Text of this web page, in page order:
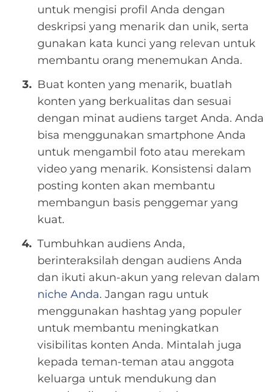
untuk mengisi profil Anda dengan
deskripsi yang menarik dan unik, serta
gunakan kata kunci yang relevan untuk
membantu orang menemukan Anda.
Buat konten yang menarik, buatlah
konten yang berkualitas dan sesuai
dengan minat audiens target Anda. Anda
bisa menggunakan smartphone Anda
untuk mengambil foto atau merekam
video yang menarik. Konsistensi dalam
posting konten akan membantu
membangun basis penggemar yang
kuat.
Tumbuhkan audiens Anda,
berinteraksilah dengan audiens Anda
dan ikuti akun-akun yang relevan dalam
niche Anda. Jangan ragu untuk
menggunakan hashtag yang populer
untuk membantu meningkatkan
visibilitas konten Anda. Mintalah juga
kepada teman-teman atau anggota
keluarga untuk mendukung dan